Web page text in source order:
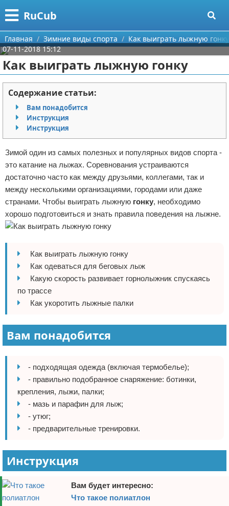
RuCub
Меню
Главная
Категории
Аэробика
Разное про спорт
Баскетбол
Бодибилдинг
Конный спорт
Экстримальный спорт
Футбол
Как накачаться
Теннис
Водный спорт
Йога и пилатес
Хоккей
Волейбол
Детский спорт
Зимние виды спорта
Тренировки дома
Поиск
О проекте
Контакты
Сотрудничество
Размещение рекламы
Для правообладателей
Условия предоставления информации
Отказ от ответственности
Главная Зимние виды спорта
Как выиграть лыжную гонку
07-11-2018 15:12
Как выиграть лыжную гонку
Содержание статьи:
Вам понадобится
Инструкция
Инструкция
Зимой один из самых полезных и популярных видов спорта -
это катание на лыжах. Соревнования устраиваются
достаточно часто как между друзьями, коллегами, так и
между несколькими организациями, городами или даже
странами. Чтобы выиграть лыжную гонку, необходимо
хорошо подготовиться и знать правила поведения на лыжне.
Как выиграть лыжную гонку
Как одеваться для беговых лыж
Какую скорость развивает горнолыжник спускаясь
по трассе
Как укоротить лыжные палки
Вам понадобится
- подходящая одежда (включая термобелье);
- правильно подобранное снаряжение: ботинки,
крепления, лыжи, палки;
- мазь и парафин для лыж;
- утюг;
- предварительные тренировки.
Инструкция
Вам будет интересно:
Что такое полиатлон